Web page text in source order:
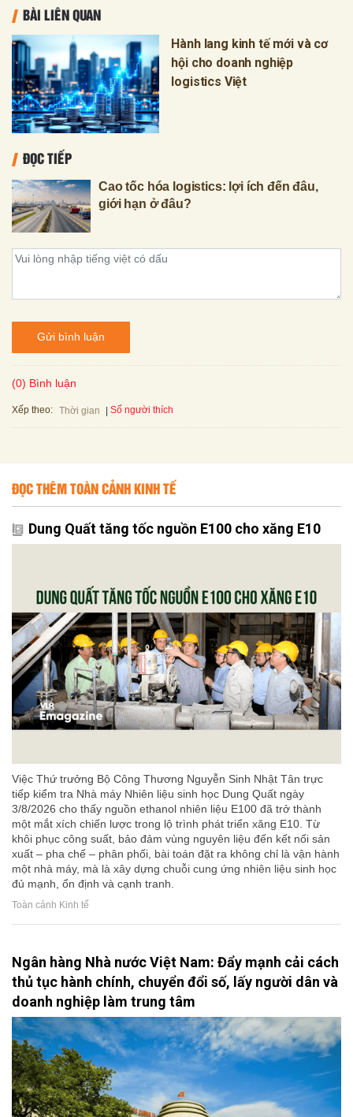
BÀI LIÊN QUAN
Hành lang kinh tế mới và cơ
hội cho doanh nghiệp
logistics Việt
ĐỌC TIẾP
Cao tốc hóa logistics: lợi ích đến đâu,
giới hạn ở đâu?
Gửi bình luận
(0) Bình luận
Xếp theo: Thời gian Số người thích
ĐỌC THÊM TOÀN CẢNH KINH TẾ
Dung Quất tăng tốc nguồn E100 cho xăng E10
Việc Thứ trưởng Bộ Công Thương Nguyễn Sinh Nhật Tân trực
tiếp kiểm tra Nhà máy Nhiên liệu sinh học Dung Quất ngày
3/8/2026 cho thấy nguồn ethanol nhiên liệu E100 đã trở thành
một mắt xích chiến lược trong lộ trình phát triển xăng E10. Từ
khôi phục công suất, bảo đảm vùng nguyên liệu đến kết nối sản
xuất – pha chế – phân phối, bài toán đặt ra không chỉ là vận hành
một nhà máy, mà là xây dựng chuỗi cung ứng nhiên liệu sinh học
đủ mạnh, ổn định và cạnh tranh.
Toàn cảnh Kinh tế
Ngân hàng Nhà nước Việt Nam: Đẩy mạnh cải cách
thủ tục hành chính, chuyển đổi số, lấy người dân và
doanh nghiệp làm trung tâm